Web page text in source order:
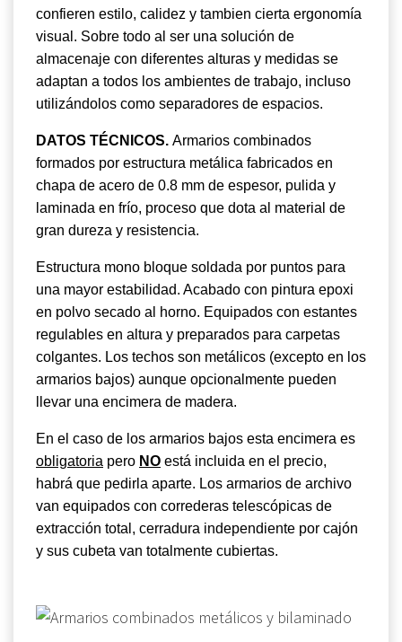
confieren estilo, calidez y tambien cierta ergonomía
visual. Sobre todo al ser una solución de
almacenaje con diferentes alturas y medidas se
adaptan a todos los ambientes de trabajo, incluso
utilizándolos como separadores de espacios.
DATOS TÉCNICOS. Armarios combinados
formados por estructura metálica fabricados en
chapa de acero de 0.8 mm de espesor, pulida y
laminada en frío, proceso que dota al material de
gran dureza y resistencia.
Estructura mono bloque soldada por puntos para
una mayor estabilidad. Acabado con pintura epoxi
en polvo secado al horno. Equipados con estantes
regulables en altura y preparados para carpetas
colgantes. Los techos son metálicos (excepto en los
armarios bajos) aunque opcionalmente pueden
llevar una encimera de madera.
En el caso de los armarios bajos esta encimera es
obligatoria pero NO está incluida en el precio,
habrá que pedirla aparte. Los armarios de archivo
van equipados con correderas telescópicas de
extracción total, cerradura independiente por cajón
y sus cubeta van totalmente cubiertas.